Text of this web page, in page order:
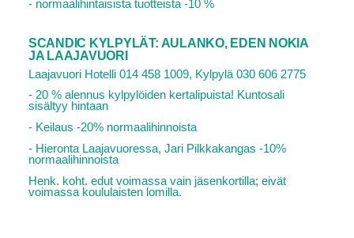
- normaalihintaisista tuotteista -10 %
SCANDIC KYLPYLÄT: AULANKO, EDEN NOKIA
JA LAAJAVUORI
Laajavuori Hotelli 014 458 1009, Kylpylä 030 606 2775
- 20 % alennus kylpylöiden kertalipuista! Kuntosali
sisältyy hintaan
- Keilaus -20% normaalihinnoista
- Hieronta Laajavuoressa, Jari Pilkkakangas -10%
normaalihinnoista
Henk. koht. edut voimassa vain jäsenkortilla; eivät
voimassa koululaisten lomilla.